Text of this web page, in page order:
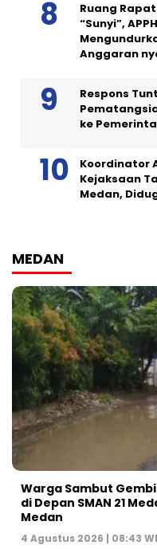
Ruang
“Sunyi”,
Anggaran
Respons
ke
Koordinator
Kejaksaan
Medan,
MEDAN
Warga Sambut
di Depan SMAN 21
Medan
4 Agustus 2026 | 08:43